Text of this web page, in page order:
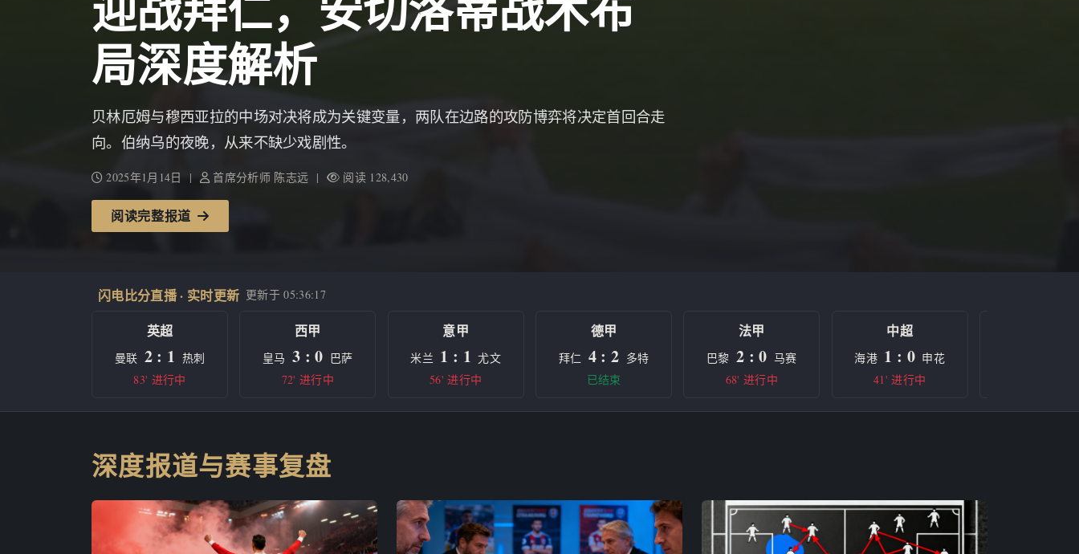
局深度解析
贝林厄姆与穆西亚拉的中场对决将成为关键变量，两队在边路的攻防博弈将决定首回合走
向。伯纳乌的夜晚，从来不缺少戏剧性。
2025年1月14日 | 首席分析师 陈志远 | 阅读 128,430
阅读完整报道
闪电比分直播 · 实时更新 更新于05:36:17
英超
曼联 2 : 1 热刺
83' 进行中
西甲
皇马 3 : 0 巴萨
72' 进行中
意甲
米兰 1 : 1 尤文
56' 进行中
德甲
拜仁 4 : 2 多特
已结束
法甲
巴黎 2 : 0 马赛
68' 进行中
中超
海港 1 : 0 申花
41' 进行中
深度报道与赛事复盘